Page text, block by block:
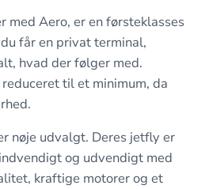
med Aero, er en førsteklasses
får en privat terminal,
hvad der følger med.
til et minimum, da
nøje udvalgt. Deres jetfly er
og udvendigt med
kraftige motorer og et